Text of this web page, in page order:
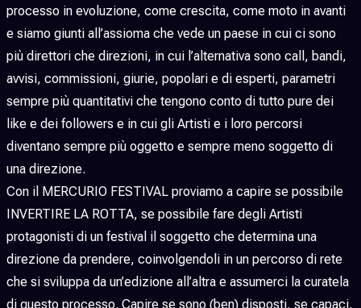
processo in evoluzione, come crescita, come moto in avanti
e siamo giunti all’assioma che vede un paese in cui ci sono
più direttori che direzioni, in cui l’alternativa sono call, bandi,
avvisi, commissioni, giurie, popolari e di esperti, parametri
sempre più quantitativi che tengono conto di tutto pure dei
like e dei followers e in cui gli Artisti e i loro percorsi
diventano sempre più oggetto e sempre meno soggetto di
una direzione.
Con il MERCURIO FESTIVAL proviamo a capire se possibile
INVERTIRE LA ROTTA, se possibile fare degli Artisti
protagonisti di un festival il soggetto che determina una
direzione da prendere, coinvolgendoli in un percorso di rete
che si sviluppa da un’edizione all’altra e assumerci la curatela
di questo processo. Capire se sono (ben) disposti, se capaci,